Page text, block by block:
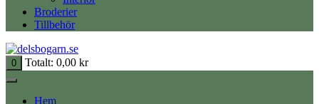
Broderier
Tillbehör
0 Totalt: 0,00 kr
Hem